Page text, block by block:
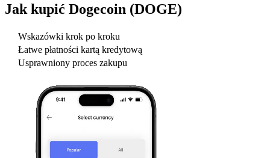
Jak kupić Dogecoin (DOGE)
Wskazówki krok po kroku
Łatwe płatności kartą kredytową
Usprawniony proces zakupu